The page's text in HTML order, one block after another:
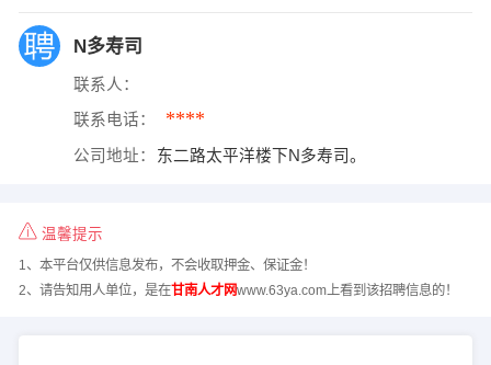
N多寿司
联系人：
联系电话： ****
公司地址： 东二路太平洋楼下N多寿司。
温馨提示
1、本平台仅供信息发布，不会收取押金、保证金！
2、请告知用人单位，是在甘南人才网www.63ya.com上看到该招聘信息的！